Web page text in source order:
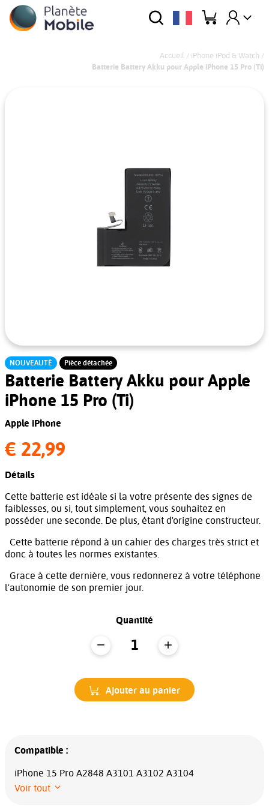
Accueil / iPhone iPod & Watch /
Batterie Battery Akku pour Apple iPhone 15 Pro (Ti)
NOUVEAUTÉ Pièce détachée
Batterie Battery Akku pour Apple
iPhone 15 Pro (Ti)
Apple iPhone
€ 22,99
Détails
Cette batterie est idéale si la votre présente des signes de
faiblesses, ou si, tout simplement, vous souhaitez en
posséder une seconde. De plus, étant d'origine constructeur.
Cette batterie répond à un cahier des charges très strict et
donc à toutes les normes existantes.
Grace à cette dernière, vous redonnerez à votre téléphone
l'autonomie de son premier jour.
Quantité
Ajouter au panier
Compatible :
iPhone 15 Pro A2848 A3101 A3102 A3104
Voir tout